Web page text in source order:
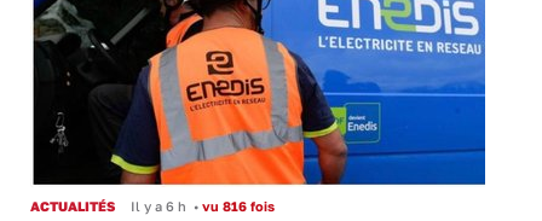
ACTUALITÉS Il y a 6 h • vu 816 fois